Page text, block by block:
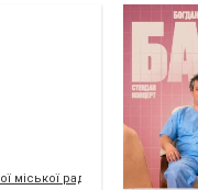
міської ради